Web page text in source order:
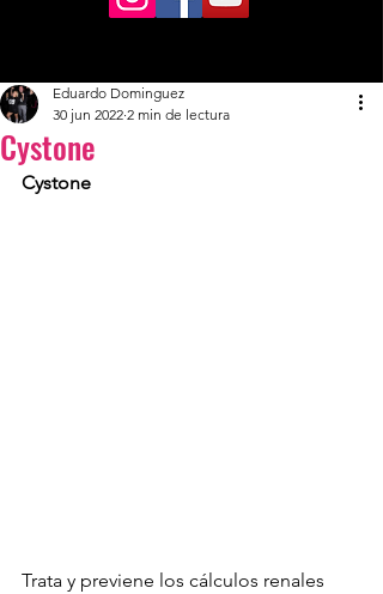
Cystone
Eduardo Dominguez
30 jun 2022 2 min de lectura
Cystone
Trata y previene los cálculos renales